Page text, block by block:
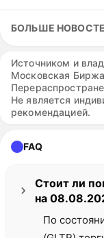
БОЛЬШЕ
Источником и
Московская Биржа
Не является
рекомендацией.
FAQ
Стоит ли
на
По